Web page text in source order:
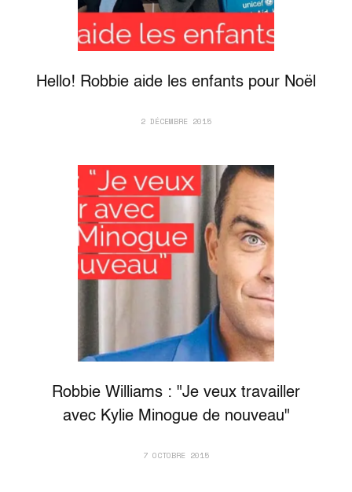
Hello! Robbie aide les enfants pour Noël
2 DÉCEMBRE 2015
Robbie Williams : "Je veux travailler
avec Kylie Minogue de nouveau"
7 OCTOBRE 2015